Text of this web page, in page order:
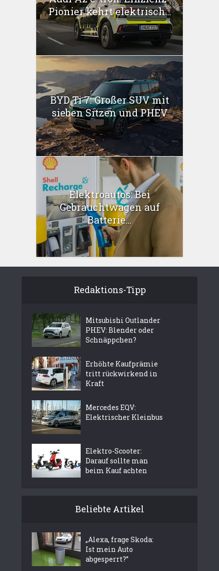
Pionier kehrt elektrisch...
BYD Ti 7: Großer SUV mit
sieben Sitzen und PHEV
Elektroautos: Bei
Gebrauchtwagen auf
Batterie...
Redaktions-Tipp
Mitsubishi Outlander
PHEV: Blender oder
Schnäppchen?
Erhöhte Kaufprämie
tritt rückwirkend in
Kraft
Mercedes EQV:
Elektrischer Kleinbus
Elektro-Scooter:
Darauf sollte man
beim Kauf achten
Beliebte Artikel
„Alexa, frage Skoda:
Ist mein Auto
abgesperrt?”